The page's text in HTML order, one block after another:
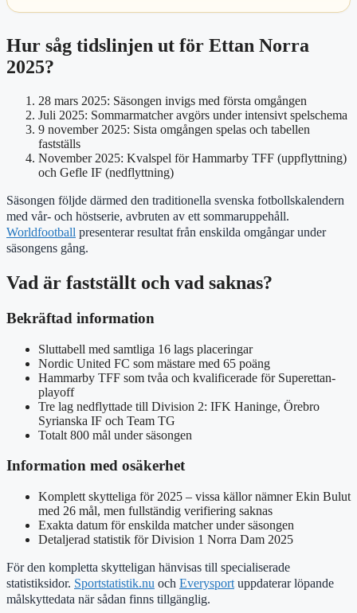
Hur såg tidslinjen ut för Ettan Norra
2025?
28 mars 2025: Säsongen invigs med första omgången
Juli 2025: Sommarmatcher avgörs under intensivt spelschema
9 november 2025: Sista omgången spelas och tabellen
fastställs
November 2025: Kvalspel för Hammarby TFF (uppflyttning)
och Gefle IF (nedflyttning)
Säsongen följde därmed den traditionella svenska fotbollskalendern
med vår- och höstserie, avbruten av ett sommaruppehåll.
Worldfootball presenterar resultat från enskilda omgångar under
säsongens gång.
Vad är fastställt och vad saknas?
Bekräftad information
Sluttabell med samtliga 16 lags placeringar
Nordic United FC som mästare med 65 poäng
Hammarby TFF som tvåa och kvalificerade för Superettan-
playoff
Tre lag nedflyttade till Division 2: IFK Haninge, Örebro
Syrianska IF och Team TG
Totalt 800 mål under säsongen
Information med osäkerhet
Komplett skytteliga för 2025 – vissa källor nämner Ekin Bulut
med 26 mål, men fullständig verifiering saknas
Exakta datum för enskilda matcher under säsongen
Detaljerad statistik för Division 1 Norra Dam 2025
För den kompletta skytteligan hänvisas till specialiserade
statistiksidor. Sportstatistik.nu och Everysportuppdaterar löpande
målskyttedata när sådan finns tillgänglig.